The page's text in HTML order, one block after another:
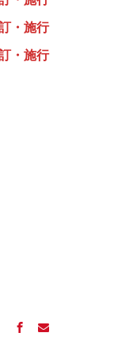
・施行
・施行